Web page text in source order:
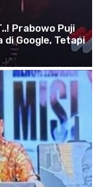
Prabowo Puji
di Google, Tetapi